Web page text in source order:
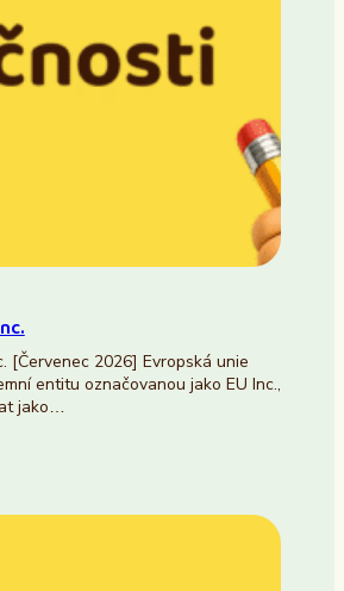
[Červenec 2026] Evropská unie
entitu označovanou jako EU Inc.,
jako…